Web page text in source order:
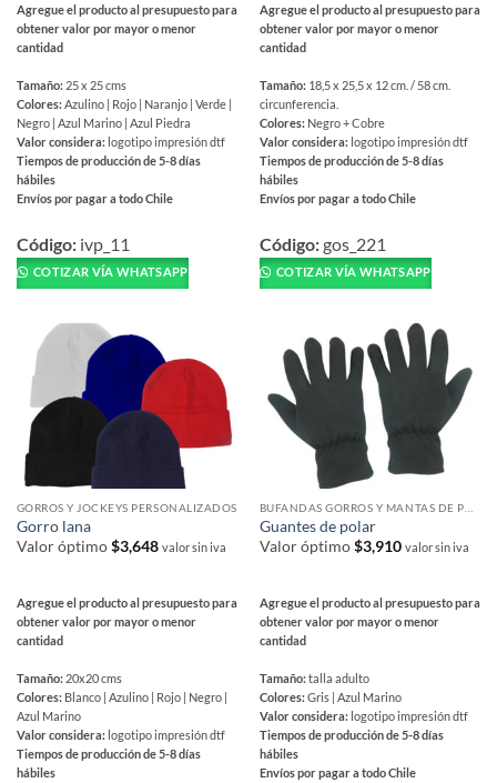
Agregue el producto al presupuesto para
obtener valor por mayor o menor
cantidad
Tamaño: 25 x 25 cms
Colores:Azulino | Rojo | Naranjo | Verde |
Negro | Azul Marino | Azul Piedra
Valor considera: logotipo impresión dtf
Tiempos de producción de 5-8 días
hábiles
Envíos por pagar a todo Chile
producto
tiene
múltiples
opciones
pueden
elegir
en
la
de
producto
Código: ivp_11
COTIZAR VÍA WHATSAPP
Agregue el producto al presupuesto para
obtener valor por mayor o menor
cantidad
Tamaño: 18,5 x 25,5 x 12 cm. / 58 cm.
circunferencia.
Colores: Negro + Cobre
Valor considera: logotipo impresión dtf
Tiempos de producción de 5-8 días
hábiles
Envíos por pagar a todo Chile
producto
tiene
múltiples
opciones
pueden
elegir
de
producto
Código:gos_221
COTIZAR VÍA WHATSAPP
GORROS Y JOCKEYS PERSONALIZADOS
Gorro lana
Valor óptimo$3,648 valor sin iva
Agregue el producto al presupuesto para
obtener valor por mayor o menor
cantidad
Tamaño: 20x20 cms
Colores: Blanco | Azulino | Rojo | Negro |
Azul Marino
Valor considera: logotipo impresión dtf
Tiempos de producción de 5-8 días
hábiles
Guantes de polar
Valor óptimo$3,910 valor sin iva
Agregue el producto al presupuesto para
obtener valor por mayor o menor
cantidad
Tamaño:talla adulto
Colores:Gris | Azul Marino
Valor considera: logotipo impresión dtf
Tiempos de producción de 5-8 días
hábiles
Envíos por pagar a todo Chile